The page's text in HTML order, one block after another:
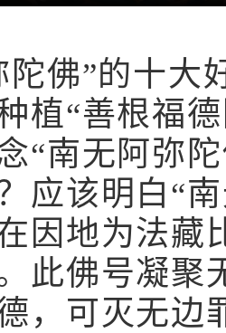
陀佛”的十大
植“善根福
“南无阿弥
应该明白“
因地为法藏
此佛号凝聚
，可灭无边